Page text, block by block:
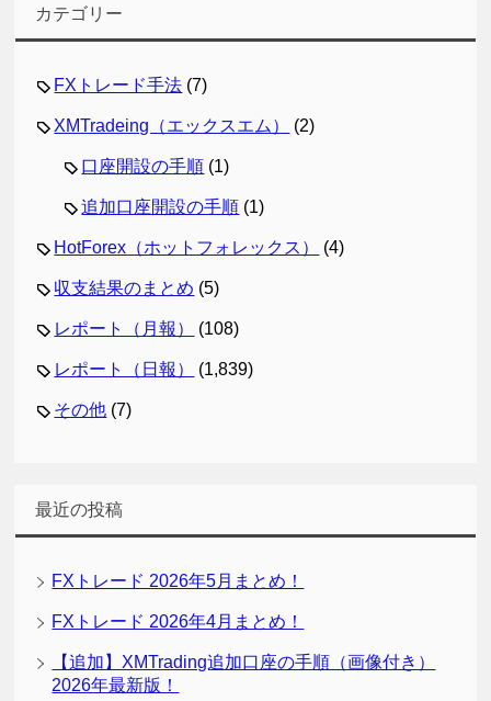
カテゴリー
FXトレード手法 (7)
XMTradeing（エックスエム） (2)
口座開設の手順 (1)
追加口座開設の手順 (1)
HotForex（ホットフォレックス） (4)
収支結果のまとめ (5)
レポート（月報） (108)
レポート（日報） (1,839)
その他 (7)
最近の投稿
FXトレード 2026年5月まとめ！
FXトレード 2026年4月まとめ！
【追加】XMTrading追加口座の手順（画像付き）
2026年最新版！